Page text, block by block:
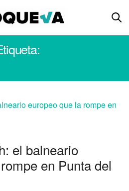
el balneario
en Punta del